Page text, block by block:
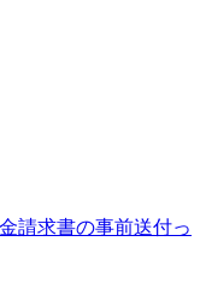
請求書の事前送付っ